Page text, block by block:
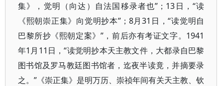
集》，觉明（向达）自法国移录者也”；13日，“读
《熙朝崇正集》向觉明抄本”；8月31日，“读觉明自
巴黎所抄《熙朝定案》”，前后亦有考证文字。1941
年1月11日，“读觉明抄本天主教文件，大都录自巴黎
图书馆及罗马教廷图书馆者，迄夜半读竟，并摘要录
之。”《崇正集》是明万历、崇祯年间有关天主教、钦